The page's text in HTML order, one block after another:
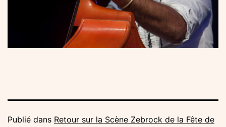
Publié dans Retour sur la Scène Zebrock de la Fête de